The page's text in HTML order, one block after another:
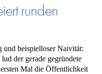
runden
und beispielloser Naivität:
der gerade gegründete
Mal die Öffentlichkeit